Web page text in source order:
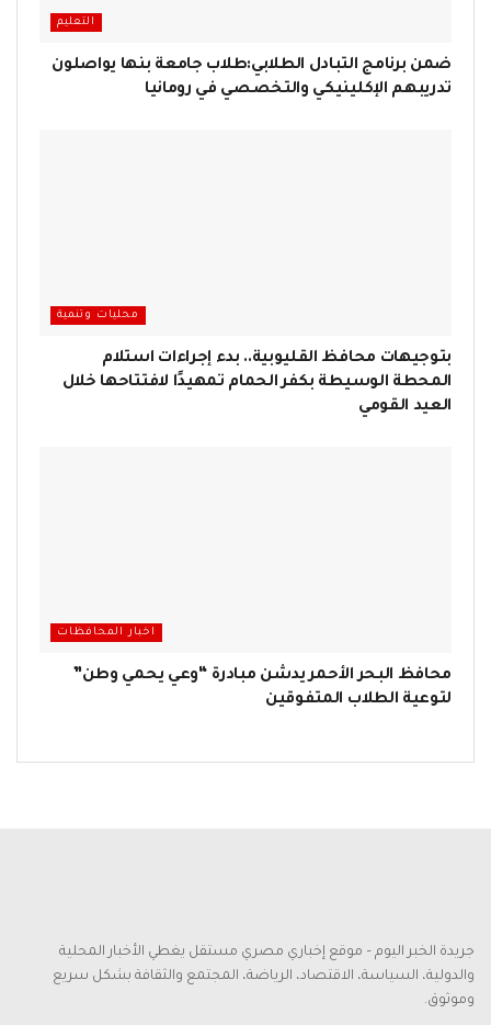
التعليم
ضمن برنامج التبادل الطلابي:طلاب جامعة بنها يواصلون
تدريبهم الإكلينيكي والتخصصي في رومانيا
محليات وتنمية
بتوجيهات محافظ القليوبية.. بدء إجراءات استلام
المحطة الوسيطة بكفر الحمام تمهيدًا لافتتاحها خلال
العيد القومي
اخبار المحافظات
محافظ البحر الأحمر يدشن مبادرة “وعي يحمي وطن”
لتوعية الطلاب المتفوقين
جريدة الخبر اليوم – موقع إخباري مصري مستقل يغطي الأخبار المحلية
والدولية، السياسة، الاقتصاد، الرياضة، المجتمع والثقافة بشكل سريع
وموثوق.